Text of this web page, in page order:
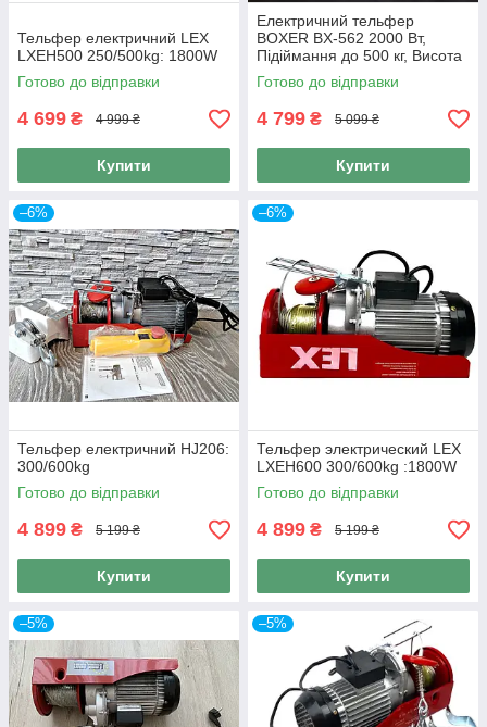
Тельфер електричний LEX
LXEH500 250/500kg: 1800W
Готово до відправки
4 699 ₴ 4 999 ₴
Купити
Електричний тельфер
BOXER BX-562 2000 Вт,
Підіймання до 500 кг, Висота
до 12 метрів
Готово до відправки
4 799 ₴ 5 099 ₴
Купити
–6%
Тельфер електричний HJ206:
300/600kg
Готово до відправки
4 899 ₴ 5 199 ₴
Купити
–6%
Тельфер электрический LEX
LXEH600 300/600kg :1800W
Готово до відправки
4 899 ₴ 5 199 ₴
Купити
–5% –5%